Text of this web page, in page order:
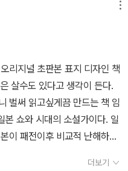
.​요조는 자신이 여자에게 빌붙
, 여자, 마약에서 헤어 나오지
래. 그런 상황에선 그럴 수 있
된다. 이 소설이 작가의 삶과
있다는 생각이 든다. 이런 생각
번째 수기에서 '죄와 벌'에 관
반대말 놀이를 하는 장면에
야기와 생각들을 하는 부분이
벌을 같은 말이 아니라, 반대
울리고 사랑받기 위해요조가
인간 사회의 열등한 존재로
비판하는 모습들이다자이 오
작가의 첫 번째 부인 하쓰요
는 정신병원에 입원했다고 하
기 위해자신을 가려가며 광대
한 인간관계를맺지 못하고 타
감으로자기 파괴적인 행동까지
간 실격'이라고 말하며 다자이
기의 내부의 갈등들을 다루는
리지널 초판본 표지 디자인 책
살수도 있다고 생각이 든다.
벌써 읽고싶게끔 만드는 책 임
본 쇼와 시대의 소설가이다. 일
이 패전이후 비교적 난해하고
더보기